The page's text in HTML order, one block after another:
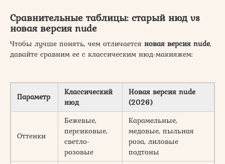
Сравнительные таблицы: старый нюд vs
новая версия nude
Чтобы лучше понять, чем отличается новая версия nude,
давайте сравним ее с классическим нюд-макияжем:
Параметр
Классический
нюд
Новая версия nude
(2026)
Оттенки
Бежевые,
персиковые,
светло-
розовые
Карамельные,
медовые, пыльная
роза, лиловые
подтоны